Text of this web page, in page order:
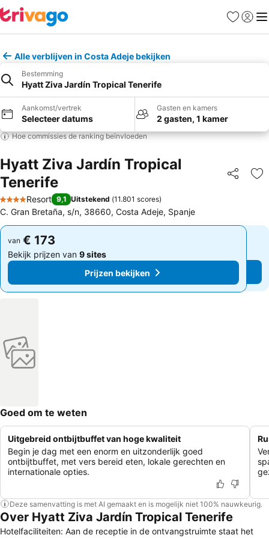
Favorieten
Alle verblijven in Costa Adeje bekijken
Bestemming
Hyatt Ziva Jardín Tropical Tenerife
Aankomst/vertrek
Selecteer datums
Gasten en kamers
2 gasten, 1 kamer
Hoe commissies de ranking beïnvloeden
Hyatt Ziva Jardín Tropical
Tenerife
Delen
4 Sterren
Resort 9,1 Uitstekend (11.801 scores)
C. Gran Bretaña, s/n, 38660, Costa Adeje, Spanje
van € 173
Bekijk prijzen van 9 sites
Prijzen bekijken
van € 173
Bekijk prijzen van 9 sites
Prijzen bekijken
Goed om te weten
Uitgebreid ontbijtbuffet van hoge kwaliteit
Begin je dag met een enorm en uitzonderlijk goed
ontbijtbuffet, met vers bereid eten, lokale gerechten en
internationale opties.
Deze samenvatting is met AI gemaakt en is mogelijk niet 100% nauwkeurig.
Over Hyatt Ziva Jardín Tropical Tenerife
Hotelfaciliteiten: Aan de receptie in de ontvangstruimte staat het